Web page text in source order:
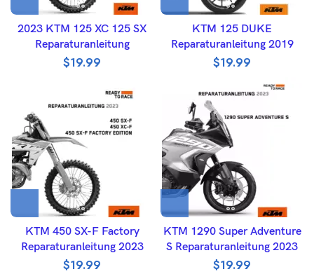
2023 KTM 125 XC 125 SX
Reparaturanleitung
$19.99
KTM 125 DUKE
Reparaturanleitung 2019
$19.99
KTM 450 SX-F Factory
Reparaturanleitung 2023
$19.99
KTM 1290 Super Adventure
S Reparaturanleitung 2023
$19.99